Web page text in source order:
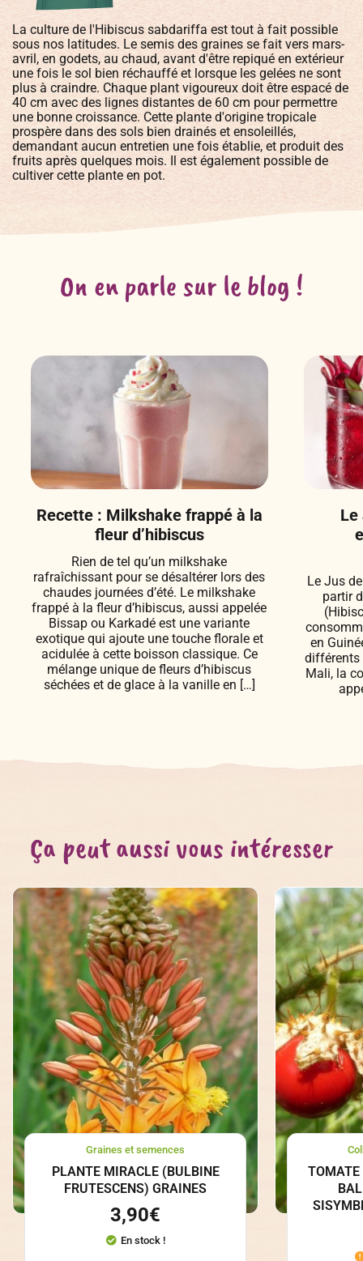
La culture de l'Hibiscus sabdariffa est tout à fait possible
sous nos latitudes. Le semis des graines se fait vers mars-
avril, en godets, au chaud, avant d'être repiqué en extérieur
une fois le sol bien réchauffé et lorsque les gelées ne sont
plus à craindre. Chaque plant vigoureux doit être espacé de
40 cm avec des lignes distantes de 60 cm pour permettre
une bonne croissance. Cette plante d'origine tropicale
prospère dans des sols bien drainés et ensoleillés,
demandant aucun entretien une fois établie, et produit des
fruits après quelques mois. Il est également possible de
cultiver cette plante en pot.
On en parle sur le blog !
Recette : Milkshake frappé à la
fleur d’hibiscus
Rien de tel qu’un milkshake
rafraîchissant pour se désaltérer lors des
chaudes journées d’été. Le milkshake
frappé à la fleur d’hibiscus, aussi appelée
Bissap ou Karkadé est une variante
exotique qui ajoute une touche florale et
acidulée à cette boisson classique. Ce
mélange unique de fleurs d’hibiscus
séchées et de glace à la vanille en […]
Le
Le Jus
partir
en
différents
Mali, la
Ça peut aussi vous intéresser
Graines et semences
PLANTE MIRACLE (BULBINE
FRUTESCENS) GRAINES
3,90€
En stock !
TOMATE